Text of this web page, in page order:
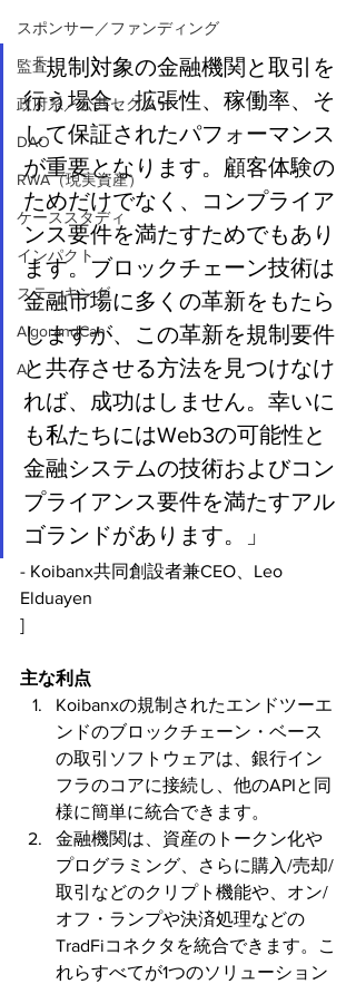
スポンサー／ファンディング
監査
政府系／公共セクター
DAO
RWA（現実資産）
ケーススタディ
インパクト
ステーキング
AlgorandCan
AI
「規制対象の金融機関と取引を
行う場合、拡張性、稼働率、そ
して保証されたパフォーマンス
が重要となります。顧客体験の
ためだけでなく、コンプライア
ンス要件を満たすためでもあり
ます。ブロックチェーン技術は
金融市場に多くの革新をもたら
しますが、この革新を規制要件
と共存させる方法を見つけなけ
れば、成功はしません。幸いに
も私たちにはWeb3の可能性と
金融システムの技術およびコン
プライアンス要件を満たすアル
ゴランドがあります。」
- Koibanx共同創設者兼CEO、Leo
Elduayen
]
主な利点
Koibanxの規制されたエンドツーエ
ンドのブロックチェーン・ベース
の取引ソフトウェアは、銀行イン
フラのコアに接続し、他のAPIと同
様に簡単に統合できます。
金融機関は、資産のトークン化や
プログラミング、さらに購入/売却/
取引などのクリプト機能や、オン/
オフ・ランプや決済処理などの
TradFiコネクタを統合できます。こ
れらすべてが1つのソリューション